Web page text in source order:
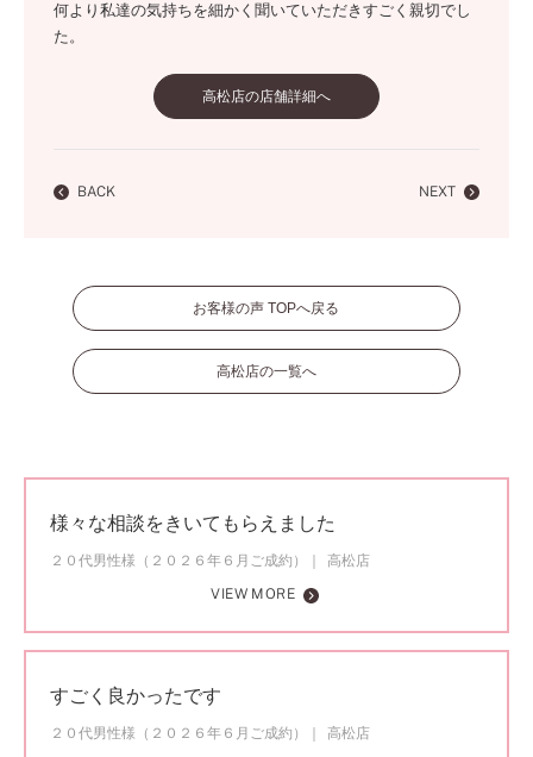
何より私達の気持ちを細かく聞いていただきすごく親切でし
た。
高松店の店舗詳細へ
BACK NEXT
お客様の声 TOPへ戻る
高松店の一覧へ
様々な相談をきいてもらえました
２０代男性様（２０２６年６月ご成約）
高松店
VIEW MORE
すごく良かったです
２０代男性様（２０２６年６月ご成約）
高松店